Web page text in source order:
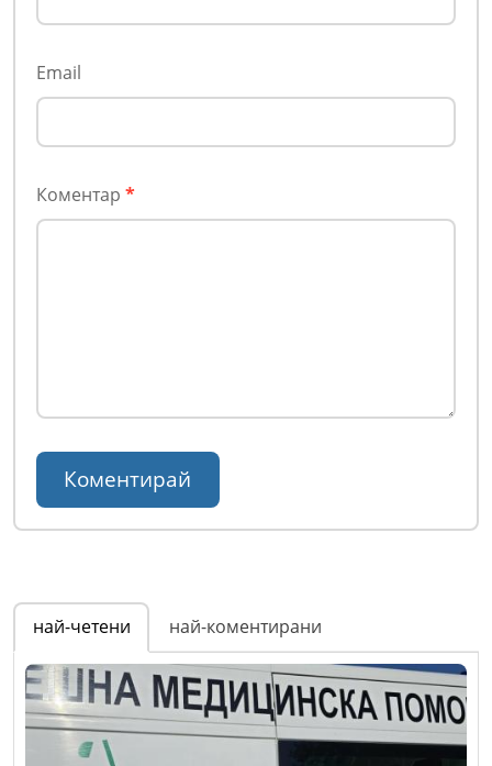
Email
Коментар *
най-четени най-коментирани